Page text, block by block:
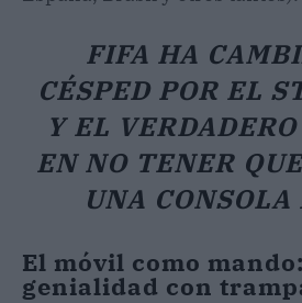
FIFA HA
CÉSPED POR EL
Y EL
EN NO TENER
UNA
El móvil como
genialidad con